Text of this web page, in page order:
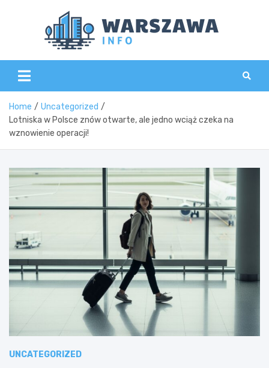
Home
Uncategorized
Lotniska w Polsce znów otwarte, ale jedno wciąż czeka na
wznowienie operacji!
UNCATEGORIZED